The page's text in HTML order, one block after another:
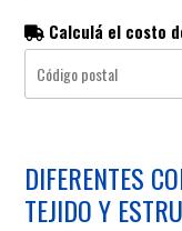
Calculá el costo
DIFERENTES
TEJIDO Y